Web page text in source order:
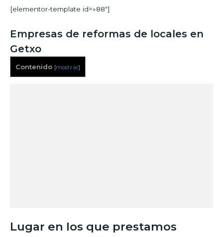
[elementor-template id=»88″]
Empresas de reformas de locales en
Getxo
Contenido [mostrar]
Lugar en los que prestamos